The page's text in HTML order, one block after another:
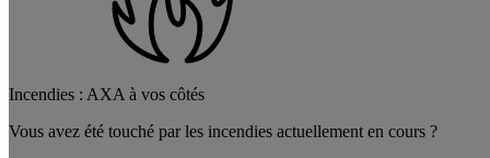
Incendies : AXA à vos côtés
Vous avez été touché par les incendies actuellement en cours ?